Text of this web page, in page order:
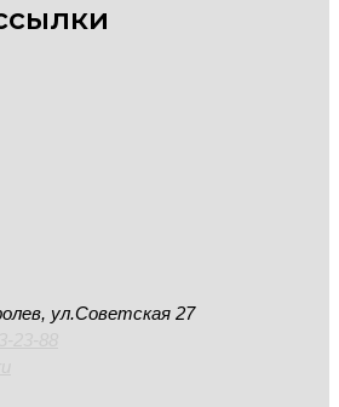
ул.Советская 27